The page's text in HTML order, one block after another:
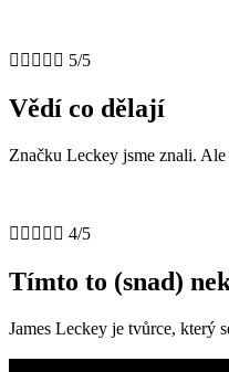
     5/5
Vědí co dělají
Značku Leckey jsme znali.
     4/5
Tímto to (snad)
James Leckey je tvůrce, který